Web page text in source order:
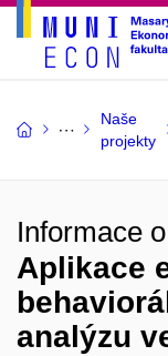
Naše
projekty
Informace
Aplikace
analýzu